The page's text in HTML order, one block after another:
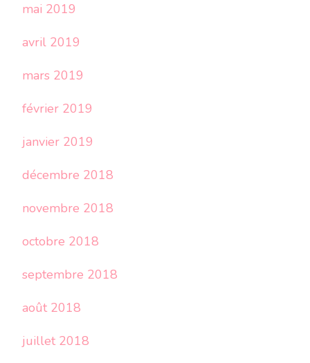
mai 2019
avril 2019
mars 2019
février 2019
janvier 2019
décembre 2018
novembre 2018
octobre 2018
septembre 2018
août 2018
juillet 2018